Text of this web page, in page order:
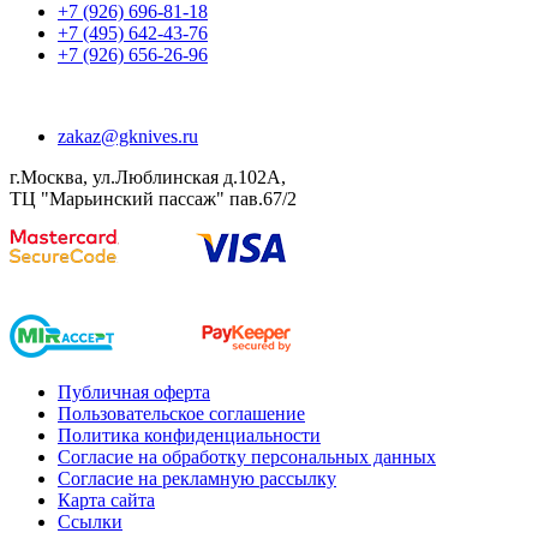
+7 (926) 696-81-18
+7 (495) 642-43-76
+7 (926) 656-26-96
zakaz@gknives.ru
г.Москва, ул.Люблинская д.102А,
ТЦ "Марьинский пассаж" пав.67/2
Публичная оферта
Пользовательское соглашение
Политика конфиденциальности
Согласие на обработку персональных данных
Согласие на рекламную рассылку
Карта сайта
Ссылки